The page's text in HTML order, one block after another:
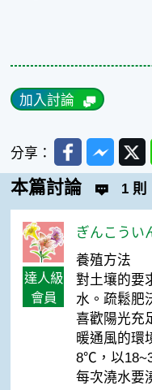
加入討論
分享： FacebookMessenger
本篇討論 1 則
達人級
會員
ぎんこうい
養殖方法
對土壤的要
水。疏鬆肥
喜歡陽光充
暖通風的環
8℃，以
每次澆水要